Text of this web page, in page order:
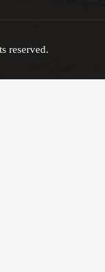
reserved.